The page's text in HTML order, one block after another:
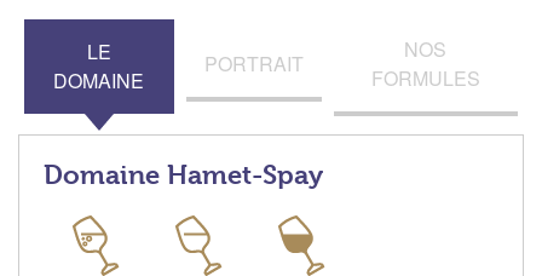
LE
DOMAINE
PORTRAIT
NOS
FORMULES
Domaine Hamet-Spay